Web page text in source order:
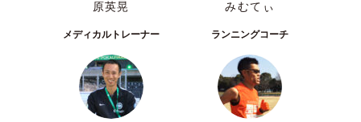
原英晃 みむてぃ
メディカルトレーナー ランニングコーチ